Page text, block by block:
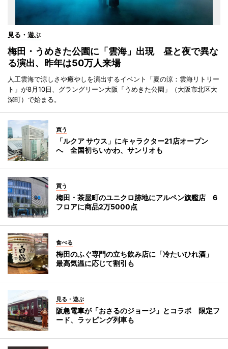
見る・遊ぶ
梅田・うめきた公園に「雲海」出現 昼と夜で異な
る演出、昨年は50万人来場
人工雲海で涼しさや癒やしを演出するイベント「夏の涼：雲海リトリー
ト」が8月10日、グラングリーン大阪「うめきた公園」（大阪市北区大
深町）で始まる。
買う
「ルクア サウス」にキャラクター21店オープン
へ 全国初ちいかわ、サンリオも
買う
梅田・茶屋町のユニクロ跡地にアルペン旗艦店 6
フロアに商品2万5000点
食べる
梅田のふぐ専門の立ち飲み店に「冷たいひれ酒」
最高気温に応じて割引も
見る・遊ぶ
阪急電車が「おさるのジョージ」とコラボ 限定フ
ード、ラッピング列車も